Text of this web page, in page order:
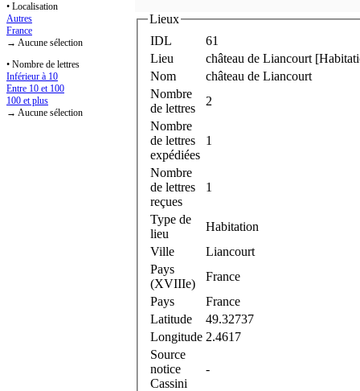
• Localisation
Autres
France
→ Aucune sélection
• Nombre de lettres
Inférieur à 10
Entre 10 et 100
100 et plus
→ Aucune sélection
Lieux
IDL
61
Lieu
château de Liancourt
Nom
château de Liancourt
Nombre
de lettres
2
Nombre
de lettres
expédiées
1
Nombre
de lettres
reçues
1
Type de
lieu
Habitation
Ville
Liancourt
Pays
(XVIIIe)
France
Pays
France
Latitude
49.32737
Longitude 2.4617
Source
notice
Cassini
-